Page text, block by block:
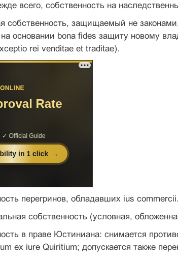
всего, собственность на
собственность, защищаемый не
основании bona fides защиту новому
rei venditae et traditae).
перегринов, обладавших ius
собственность (условная,
в праве Юстиниана: снимается
ex iure Quiritium; допускается также